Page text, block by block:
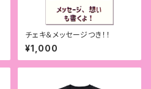
チェキ＆メッセージつき！！
¥1,000